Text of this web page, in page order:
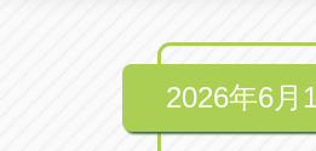
愛知県瀬戸市
アップル一宮
2026年6月